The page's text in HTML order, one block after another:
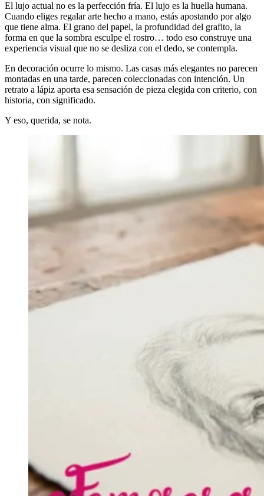
El lujo actual no es la perfección fría. El lujo es la huella humana.
Cuando eliges regalar arte hecho a mano, estás apostando por algo
que tiene alma. El grano del papel, la profundidad del grafito, la
forma en que la sombra esculpe el rostro… todo eso construye una
experiencia visual que no se desliza con el dedo, se contempla.
En decoración ocurre lo mismo. Las casas más elegantes no parecen
montadas en una tarde, parecen coleccionadas con intención. Un
retrato a lápiz aporta esa sensación de pieza elegida con criterio, con
historia, con significado.
Y eso, querida, se nota.